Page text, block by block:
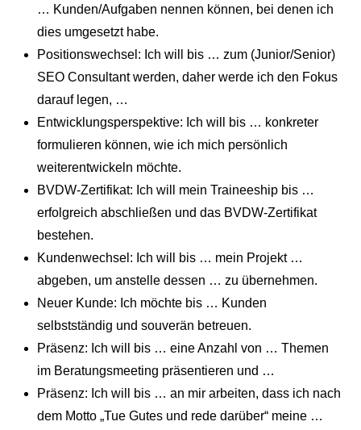
… Kunden/Aufgaben nennen können, bei denen ich
dies umgesetzt habe.
Positionswechsel: Ich will bis … zum (Junior/Senior)
SEO Consultant werden, daher werde ich den Fokus
darauf legen, …
Entwicklungsperspektive: Ich will bis … konkreter
formulieren können, wie ich mich persönlich
weiterentwickeln möchte.
BVDW-Zertifikat: Ich will mein Traineeship bis …
erfolgreich abschließen und das BVDW-Zertifikat
bestehen.
Kundenwechsel: Ich will bis … mein Projekt …
abgeben, um anstelle dessen … zu übernehmen.
Neuer Kunde: Ich möchte bis … Kunden
selbstständig und souverän betreuen.
Präsenz: Ich will bis … eine Anzahl von … Themen
im Beratungsmeeting präsentieren und …
Präsenz: Ich will bis … an mir arbeiten, dass ich nach
dem Motto „Tue Gutes und rede darüber“ meine …